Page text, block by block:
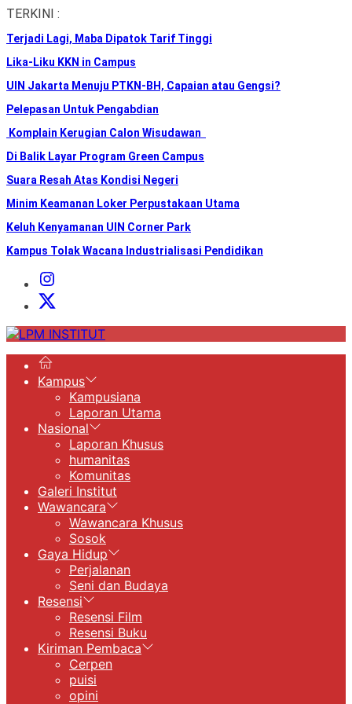
Skip
the
content
TERKINI :
Terjadi Lagi, Maba Dipatok Tarif Tinggi
Lika-Liku KKN in Campus
UIN Jakarta Menuju PTKN-BH, Capaian atau Gengsi?
Pelepasan Untuk Pengabdian
Komplain Kerugian Calon Wisudawan
Di Balik Layar Program Green Campus
Suara Resah Atas Kondisi Negeri
Minim Keamanan Loker Perpustakaan Utama
Keluh Kenyamanan UIN Corner Park
Kampus Tolak Wacana Industrialisasi Pendidikan
Instagram
Institut
X
LPM
Kampus
Kampusiana
Laporan Utama
Nasional
Laporan Khusus
humanitas
Komunitas
Galeri Institut
Wawancara
Wawancara Khusus
Sosok
Gaya Hidup
Perjalanan
Seni dan Budaya
Resensi
Resensi Film
Resensi Buku
Kiriman Pembaca
Cerpen
puisi
opini